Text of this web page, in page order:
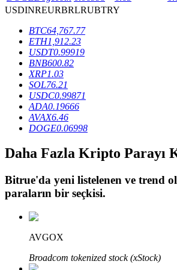
BTR Kilitleme
BTR sahiplerine özel yatırımlar
Krediler
Kripto destekli borçlanma hizmeti
USDINREURBRLRUBTRY
BTC64,767.77
ETH1,912.23
USDT0.99919
BNB600.82
XRP1.03
SOL76.21
USDC0.99871
ADA0.19666
AVAX6.46
DOGE0.06998
Daha Fazla Kripto Parayı
Bitrue'da yeni listelenen ve trend
paraların bir seçkisi.
AVGOX
Broadcom tokenized stock (xStock)